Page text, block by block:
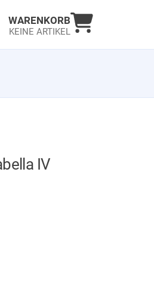
WARENKORB
KEINE ARTIKEL
Warenkorb
IV